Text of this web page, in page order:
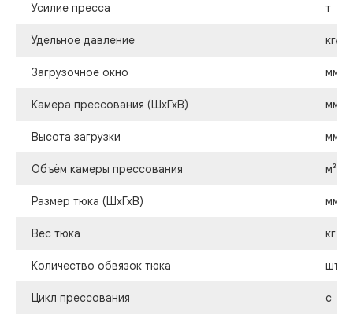
Усилие пресса т
Удельное давление кг/м²
Загрузочное окно мм
Камера прессования (ШхГхВ) мм
Высота загрузки мм
Объём камеры прессования м³
Размер тюка (ШхГхВ) мм
Вес тюка кг
Количество обвязок тюка шт
Цикл прессования с